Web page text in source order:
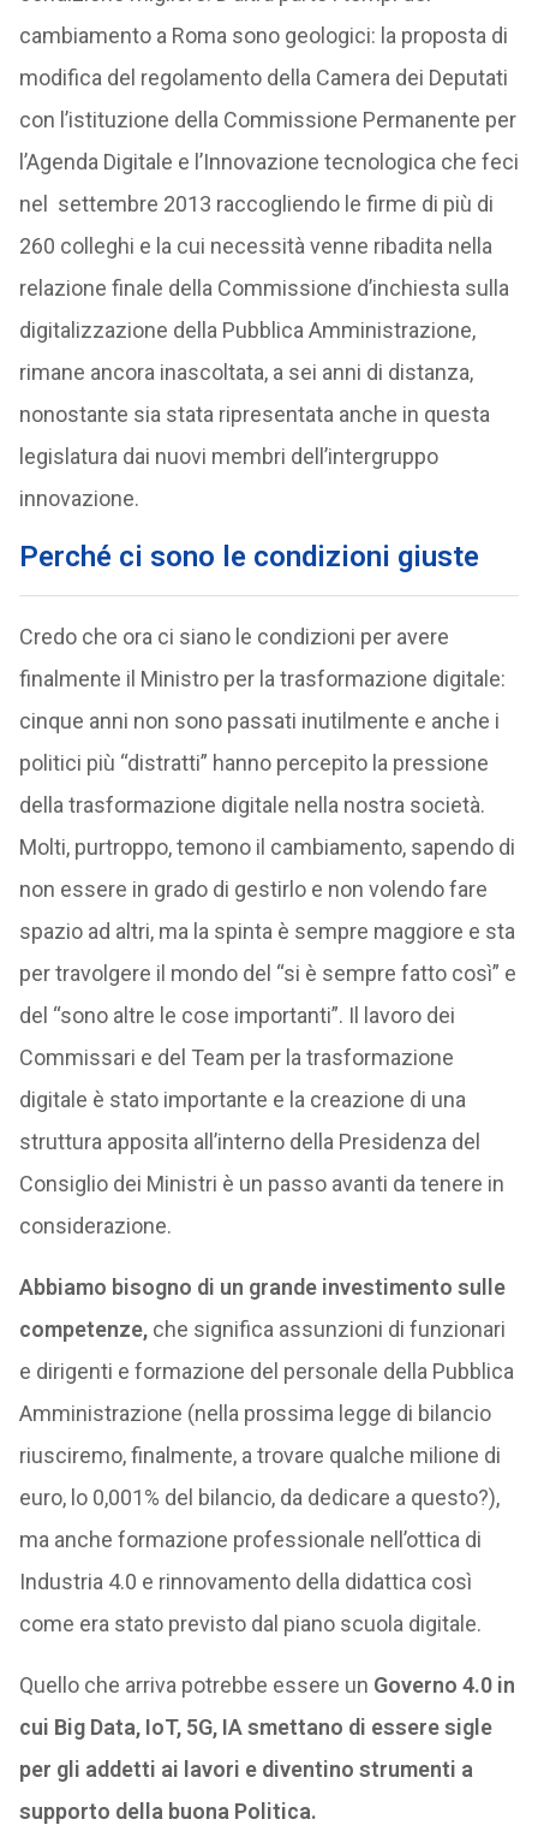
cambiamento a Roma sono geologici: la proposta di
modifica del regolamento della Camera dei Deputati
con l’istituzione della Commissione Permanente per
l’Agenda Digitale e l’Innovazione tecnologica che feci
nel settembre 2013 raccogliendo le firme di più di
260 colleghi e la cui necessità venne ribadita nella
relazione finale della Commissione d’inchiesta sulla
digitalizzazione della Pubblica Amministrazione,
rimane ancora inascoltata, a sei anni di distanza,
nonostante sia stata ripresentata anche in questa
legislatura dai nuovi membri dell’intergruppo
innovazione.
Perché ci sono le condizioni giuste
Credo che ora ci siano le condizioni per avere
finalmente il Ministro per la trasformazione digitale:
cinque anni non sono passati inutilmente e anche i
politici più “distratti” hanno percepito la pressione
della trasformazione digitale nella nostra società.
Molti, purtroppo, temono il cambiamento, sapendo di
non essere in grado di gestirlo e non volendo fare
spazio ad altri, ma la spinta è sempre maggiore e sta
per travolgere il mondo del “si è sempre fatto così” e
del “sono altre le cose importanti”. Il lavoro dei
Commissari e del Team per la trasformazione
digitale è stato importante e la creazione di una
struttura apposita all’interno della Presidenza del
Consiglio dei Ministri è un passo avanti da tenere in
considerazione.
Abbiamo bisogno di un grande investimento sulle
competenze,che significa assunzioni di funzionari
e dirigenti e formazione del personale della Pubblica
Amministrazione (nella prossima legge di bilancio
riusciremo, finalmente, a trovare qualche milione di
euro, lo 0,001% del bilancio, da dedicare a questo?),
ma anche formazione professionale nell’ottica di
Industria 4.0 e rinnovamento della didattica così
come era stato previsto dal piano scuola digitale.
Quello che arriva potrebbe essere un Governo 4.0 in
cui Big Data, IoT, 5G, IA smettano di essere sigle
per gli addetti ai lavori e diventino strumenti a
supporto della buona Politica.